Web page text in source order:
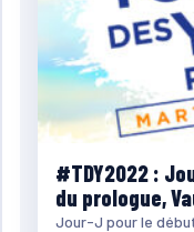
#TDY2022 :
du prologue,
Jour-J pour le